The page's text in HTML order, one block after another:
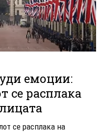
емоции:
се расплака
се расплака на